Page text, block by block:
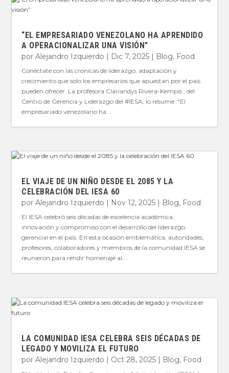
“EL EMPRESARIADO VENEZOLANO HA APRENDIDO
A OPERACIONALIZAR UNA VISIÓN”
porAlejandro Izquierdo | Dic 7, 2025 | Blog, Food
Conéctate con las crónicas de liderazgo, adaptación y
crecimiento que solo los empresarios que apuestan por el país
pueden ofrecer. La profesora Clariandys Rivera-Kempis , del
Centro de Gerencia y Liderazgo del #IESA, lo resume: "El
empresariado venezolano ha...
EL VIAJE DE UN NIÑO DESDE EL 2085 Y LA
CELEBRACIÓN DEL IESA 60
porAlejandro Izquierdo Nov 12, 2025 Blog, Food
El IESA celebró seis décadas de excelencia académica,
innovación y compromiso con el desarrollo del liderazgo
gerencial en el país. En esta ocasión emblemática, autoridades,
profesores, colaboradores y miembros de la comunidad IESA se
reunieron para rendir homenaje al...
LA COMUNIDAD IESA CELEBRA SEIS DÉCADAS DE
LEGADO Y MOVILIZA EL FUTURO
porAlejandro Izquierdo | Oct 28, 2025 | Blog, Food